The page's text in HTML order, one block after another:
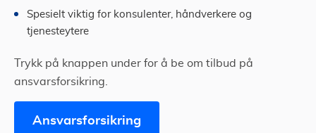
Spesielt viktig for konsulenter, håndverkere og
tjenesteytere
Trykk på knappen under for å be om tilbud på
ansvarsforsikring.
Ansvarsforsikring